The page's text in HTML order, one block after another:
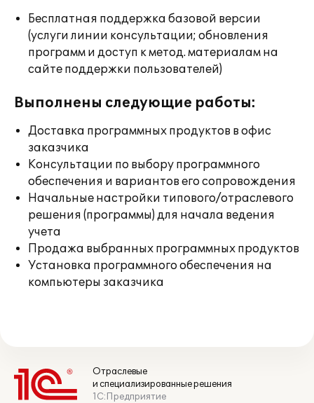
Бесплатная поддержка базовой версии
(услуги линии консультации; обновления
программ и доступ к метод. материалам на
сайте поддержки пользователей)
Выполнены следующие работы:
Доставка программных продуктов в офис
заказчика
Консультации по выбору программного
обеспечения и вариантов его сопровождения
Начальные настройки типового/отраслевого
решения (программы) для начала ведения
учета
Продажа выбранных программных продуктов
Установка программного обеспечения на
компьютеры заказчика
Отраслевые
и специализированные решения
1С:Предприятие